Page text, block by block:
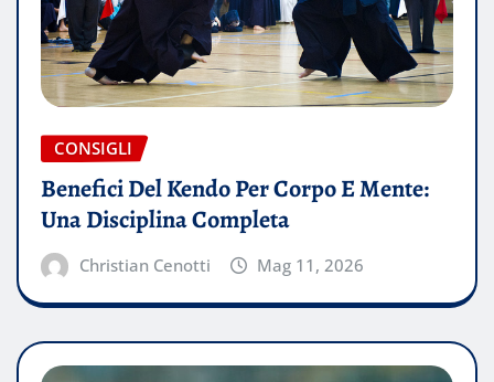
CONSIGLI
Benefici Del Kendo Per Corpo E Mente:
Una Disciplina Completa
Christian Cenotti Mag 11, 2026